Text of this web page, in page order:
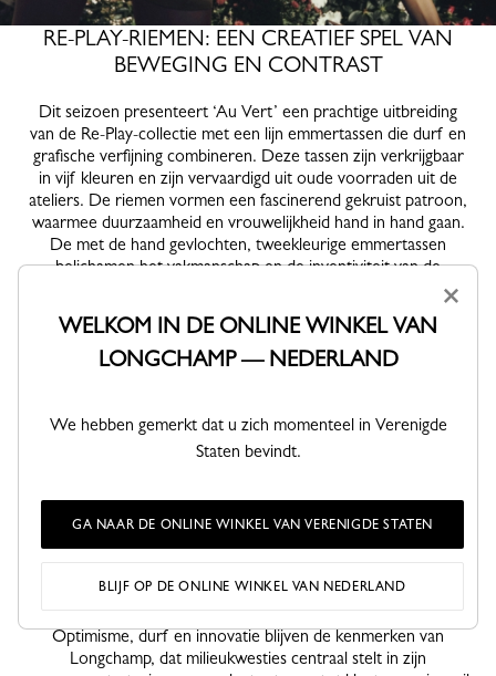
RE-PLAY-RIEMEN: EEN CREATIEF SPEL VAN
BEWEGING EN CONTRAST
Dit seizoen presenteert ‘Au Vert’ een prachtige uitbreiding
van de Re-Play-collectie met een lijn emmertassen die durf en
grafische verfijning combineren. Deze tassen zijn verkrijgbaar
in vijf kleuren en zijn vervaardigd uit oude voorraden uit de
ateliers. De riemen vormen een fascinerend gekruist patroon,
waarmee duurzaamheid en vrouwelijkheid hand in hand gaan.
De met de hand gevlochten, tweekleurige emmertassen
belichamen het vakmanschap en de inventiviteit van de
lederwarenteams van het Maison, die hun verbeelding de vrije
loop laten om vrouwen te verrassen en een tas te creëren die
uitgroeit tot een onmisbare metgezel.
Optimisme, durf en innovatie blijven de kenmerken van
Longchamp, dat milieukwesties centraal stelt in zijn
×
WELKOM IN DE ONLINE WINKEL VAN
LONGCHAMP — NEDERLAND
We hebben gemerkt dat u zich momenteel in Verenigde
Staten bevindt.
GA NAAR DE ONLINE WINKEL VAN VERENIGDE STATEN
BLIJF OP DE ONLINE WINKEL VAN NEDERLAND